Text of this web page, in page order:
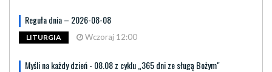
Reguła dnia – 2026-08-08
LITURGIA Wczoraj 12:00
Myśli na każdy dzień - 08.08 z cyklu „365 dni ze sługą Bożym"